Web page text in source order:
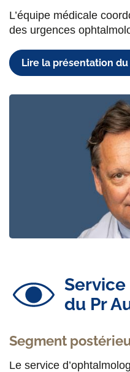
L’équipe médicale
des urgences
Lire la présentation
du Pr
Segment
Le service